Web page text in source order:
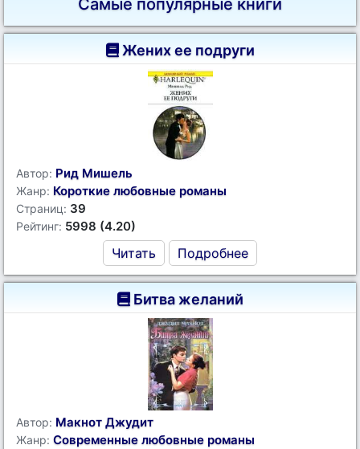
Самые популярные книги
Жених ее подруги
Автор: Рид Мишель
Жанр: Короткие любовные романы
Страниц: 39
Рейтинг: 5998 (4.20)
Читать Подробнее
Битва желаний
Автор: Макнот Джудит
Жанр: Современные любовные романы